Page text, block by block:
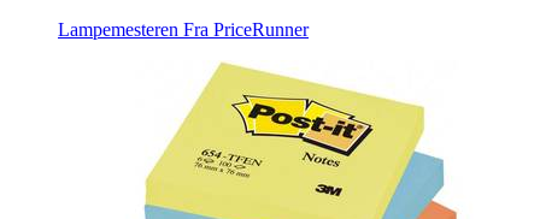
Lampemesteren Fra PriceRunner